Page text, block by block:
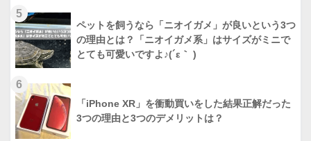
5
ペットを飼うなら「ニオイガメ」が良いという3つ
の理由とは？「ニオイガメ系」はサイズがミニで
とても可愛いですよ♪(´ε｀ )
6
「iPhone XR」を衝動買いをした結果正解だった
3つの理由と3つのデメリットは？